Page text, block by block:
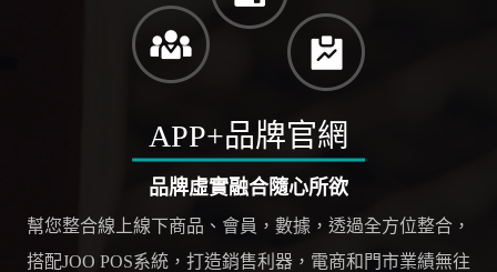
APP+品牌官網
品牌虛實融合隨心所欲
幫您整合線上線下商品、會員，數據，透過全方位整合，
搭配JOO POS系統，打造銷售利器，電商和門市業績無往